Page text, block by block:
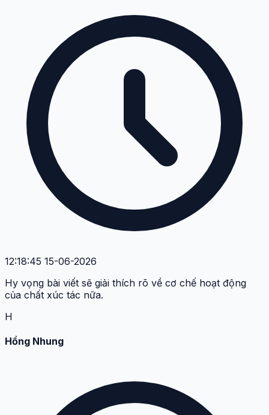
12:18:45 15-06-2026
Hy vọng bài viết sẽ giải thích rõ về cơ chế hoạt động
của chất xúc tác nữa.
H
Hồng Nhung